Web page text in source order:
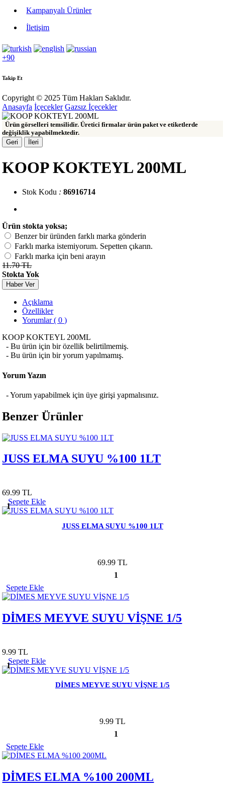
Kampanyalı Ürünler
İletişim
+90
Takip Et
Copyright © 2025 Tüm Hakları Saklıdır.
Anasayfa İçecekler Gazsız İçecekler
Ürün görselleri temsilidir. Üretici firmalar ürün paket ve etiketlerde
değişiklik yapabilmektedir.
Geri
İleri
KOOP KOKTEYL 200ML
Stok Kodu : 86916714
Ürün stokta yoksa;
Benzer bir üründen farklı marka gönderin
Farklı marka istemiyorum. Sepetten çıkarın.
Farklı marka için beni arayın
11.70 TL
Stokta Yok
Haber Ver
Açıklama
Özellikler
Yorumlar ( 0 )
KOOP KOKTEYL 200ML
- Bu ürün için bir özellik belirtilmemiş.
- Bu ürün için bir yorum yapılmamış.
Yorum Yazın
- Yorum yapabilmek için üye girişi yapmalısınız.
Benzer Ürünler
JUSS ELMA SUYU %100 1LT
69.99 TL
1
Sepete Ekle
JUSS ELMA SUYU %100 1LT
69.99 TL
1
Sepete Ekle
DİMES MEYVE SUYU VİŞNE 1/5
9.99 TL
1
Sepete Ekle
DİMES MEYVE SUYU VİŞNE 1/5
9.99 TL
1
Sepete Ekle
DİMES ELMA %100 200ML